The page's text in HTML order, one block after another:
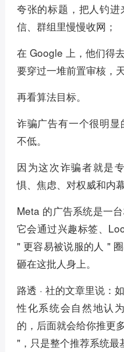
夸张的标题，把人钓
信、群组里慢慢收网；
在 Google 上，他们得
要穿过一堆前置审核，
再看算法目标。
诈骗广告有一个很明
不低。
因为这次诈骗者就是
惧、焦虑、对权威和内
Meta 的广告系统是一
它会通过兴趣标签、
" 更容易被说服的人 "
砸在这批人身上。
路透 · 社的文章里说：
性化系统会自然地认
的，后面就会给你推
"，只是整个推荐系统最